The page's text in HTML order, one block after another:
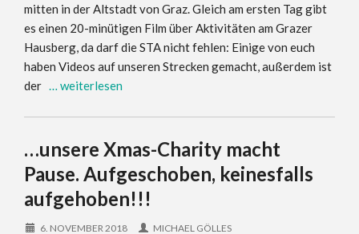
mitten in der Altstadt von Graz. Gleich am ersten Tag gibt
es einen 20-minütigen Film über Aktivitäten am Grazer
Hausberg, da darf die STA nicht fehlen: Einige von euch
haben Videos auf unseren Strecken gemacht, außerdem ist
der … weiterlesen
…unsere Xmas-Charity macht
Pause. Aufgeschoben, keinesfalls
aufgehoben!!!
6. NOVEMBER 2018 MICHAEL GÖLLES